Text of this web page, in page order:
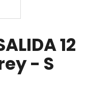
12
- S